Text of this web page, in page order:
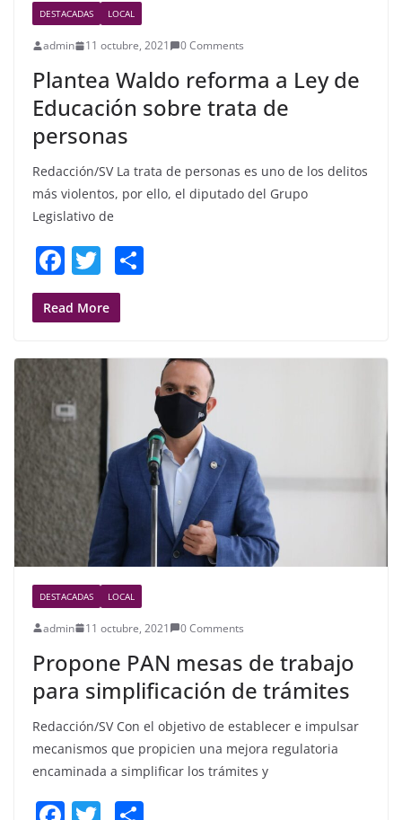
DESTACADAS LOCAL
admin 11 octubre, 2021 0 Comments
Plantea Waldo reforma a Ley de
Educación sobre trata de
personas
Redacción/SV La trata de personas es uno de los delitos
más violentos, por ello, el diputado del Grupo
Legislativo de
F
a
c
b
o
o
k
T
w
itt
Read More
DESTACADAS LOCAL
admin 11 octubre, 2021 0 Comments
Propone PAN mesas de trabajo
para simplificación de trámites
Redacción/SV Con el objetivo de establecer e impulsar
mecanismos que propicien una mejora regulatoria
encaminada a simplificar los trámites y